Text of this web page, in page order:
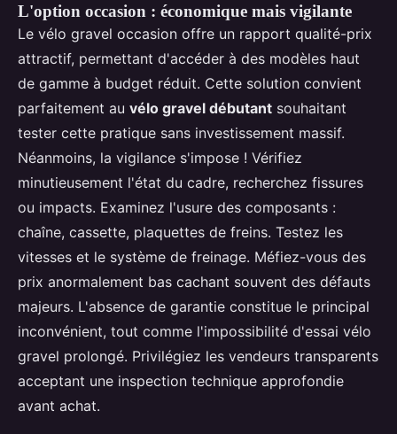
L'option occasion : économique mais vigilante
Le vélo gravel occasion offre un rapport qualité-prix
attractif, permettant d'accéder à des modèles haut
de gamme à budget réduit. Cette solution convient
parfaitement au vélo gravel débutant souhaitant
tester cette pratique sans investissement massif.
Néanmoins, la vigilance s'impose ! Vérifiez
minutieusement l'état du cadre, recherchez fissures
ou impacts. Examinez l'usure des composants :
chaîne, cassette, plaquettes de freins. Testez les
vitesses et le système de freinage. Méfiez-vous des
prix anormalement bas cachant souvent des défauts
majeurs. L'absence de garantie constitue le principal
inconvénient, tout comme l'impossibilité d'essai vélo
gravel prolongé. Privilégiez les vendeurs transparents
acceptant une inspection technique approfondie
avant achat.